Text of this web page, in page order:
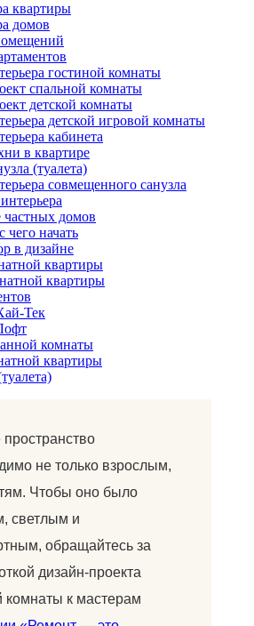
квартиры
домов
гостиной комнаты
спальной комнаты
детской комнаты
детской игровой комнаты
кабинета
в квартире
(туалета)
совмещенного санузла
домов
чего начать
в дизайне
квартиры
квартиры
Тек
комнаты
квартиры
не только взрослым,
Чтобы оно было
светлым и
обращайтесь за
дизайн-проекта
комнаты к мастерам